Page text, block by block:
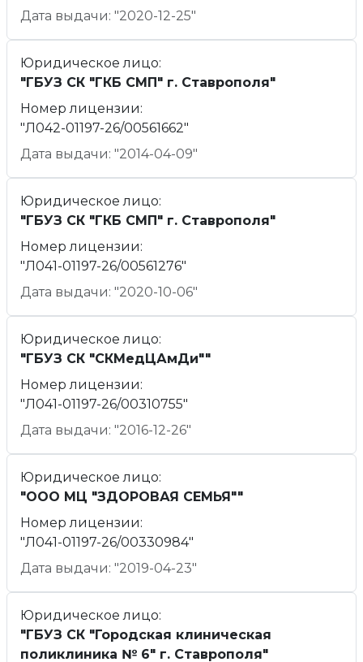
Дата выдачи: "2020-12-25"
Юридическое лицо:
"ГБУЗ СК "ГКБ СМП" г. Ставрополя"
Номер лицензии:
"Л042-01197-26/00561662"
Дата выдачи: "2014-04-09"
Юридическое лицо:
"ГБУЗ СК "ГКБ СМП" г. Ставрополя"
Номер лицензии:
"Л041-01197-26/00561276"
Дата выдачи: "2020-10-06"
Юридическое лицо:
"ГБУЗ СК "СКМедЦАмДи""
Номер лицензии:
"Л041-01197-26/00310755"
Дата выдачи: "2016-12-26"
Юридическое лицо:
"ООО МЦ "ЗДОРОВАЯ СЕМЬЯ""
Номер лицензии:
"Л041-01197-26/00330984"
Дата выдачи: "2019-04-23"
Юридическое лицо:
"ГБУЗ СК "Городская клиническая
поликлиника № 6" г. Ставрополя"